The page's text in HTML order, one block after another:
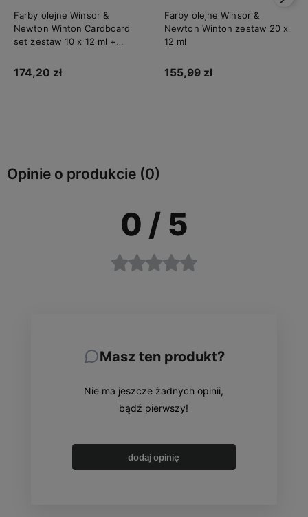
Farby olejne Winsor &
Newton Winton Cardboard
set zestaw 10 x 12 ml +
174,20 zł
Farby olejne Winsor &
Newton Winton zestaw 20 x
12 ml
155,99 zł
Opinie o produkcie (0)
0 / 5
Masz ten produkt?
Nie ma jeszcze żadnych opinii,
bądź pierwszy!
dodaj opinię